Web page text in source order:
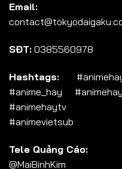
Email:
SĐT: 0385560978
Hashtags:
#anime_hay
#animehaytv
#animevietsub
Tele Quảng Cáo:
@MaiBinhKim